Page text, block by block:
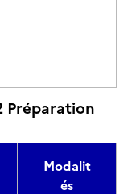
Préparation
Modalit
és